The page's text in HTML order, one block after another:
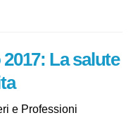
La salute
e Professioni